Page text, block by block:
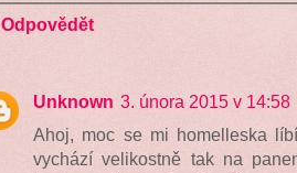
Odpovědět
Unknown 3. února 2015 v 14:58
Ahoj, moc se mi homelleska
vychází velikostně tak na